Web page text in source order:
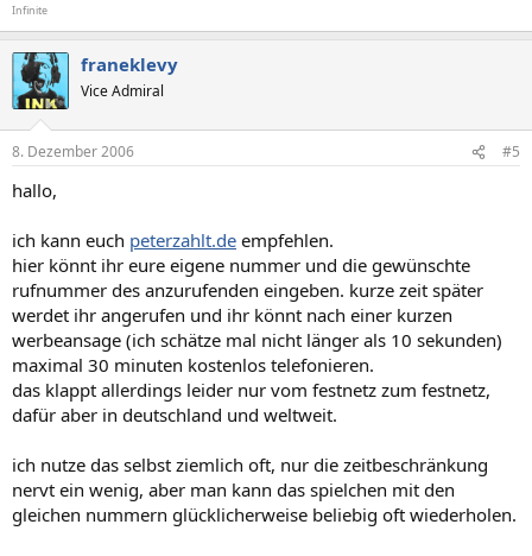
Infinite
franeklevy
Vice Admiral
8. Dezember 2006 #5
hallo,
ich kann euch peterzahlt.de empfehlen.
hier könnt ihr eure eigene nummer und die gewünschte
rufnummer des anzurufenden eingeben. kurze zeit später
werdet ihr angerufen und ihr könnt nach einer kurzen
werbeansage (ich schätze mal nicht länger als 10 sekunden)
maximal 30 minuten kostenlos telefonieren.
das klappt allerdings leider nur vom festnetz zum festnetz,
dafür aber in deutschland und weltweit.
ich nutze das selbst ziemlich oft, nur die zeitbeschränkung
nervt ein wenig, aber man kann das spielchen mit den
gleichen nummern glücklicherweise beliebig oft wiederholen.